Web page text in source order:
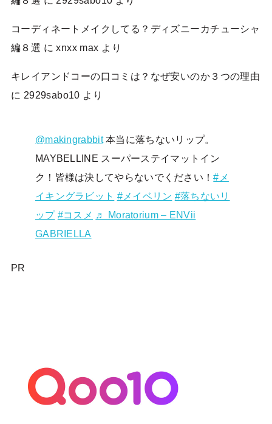
コーディネートメイクしてる？ディズニーカチューシャ
編８選 にxnxx max より
キレイアンドコーの口コミは？なぜ安いのか３つの理由
に 2929sabo10 より
@makingrabbit本当に落ちないリップ。
MAYBELLINE スーパーステイマットイン
ク！皆様は決してやらないでください！#メ
イキングラビット #メイベリン #落ちないリ
ップ #コスメ ♬ Moratorium – ENVii
GABRIELLA
PR